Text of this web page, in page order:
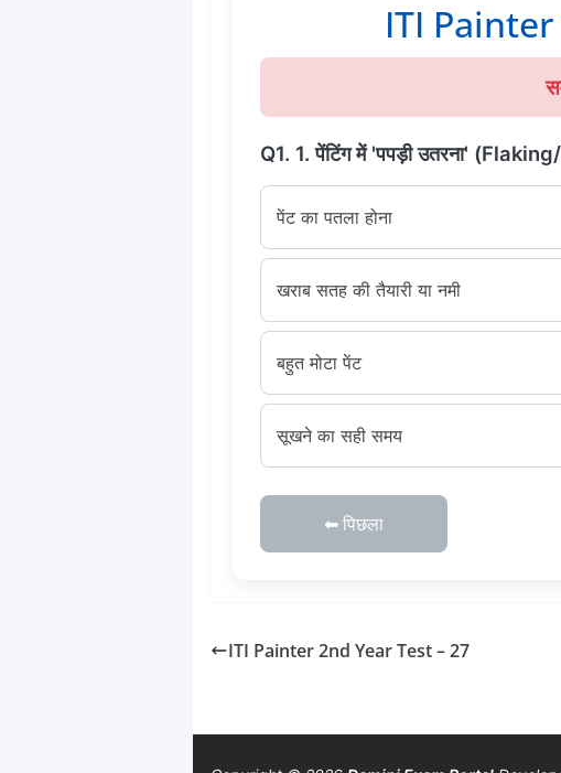
ITI Painter
Q1. 1. पेंटिंग में 'पपड़ी उतरना'
पेंट का पतला होना
खराब सतह की तैयारी या नमी
बहुत मोटा पेंट
सूखने का सही समय
⬅ पिछला
ITI Painter 2nd Year Test – 27